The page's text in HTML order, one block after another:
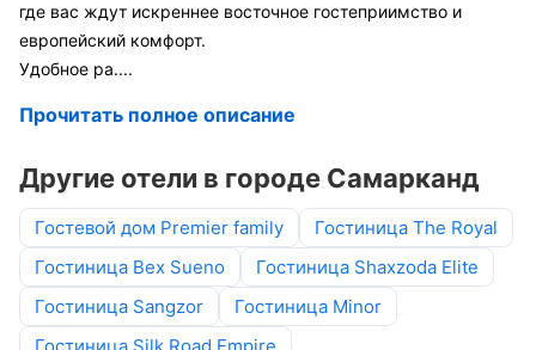
где вас ждут искреннее восточное гостеприимство и
европейский комфорт.
Удобное ра....
Прочитать полное описание
Другие отели в городе Самарканд
Гостевой дом Premier family
Гостиница The Royal
Гостиница Bex Sueno
Гостиница Shaxzoda Elite
Гостиница Sangzor
Гостиница Minor